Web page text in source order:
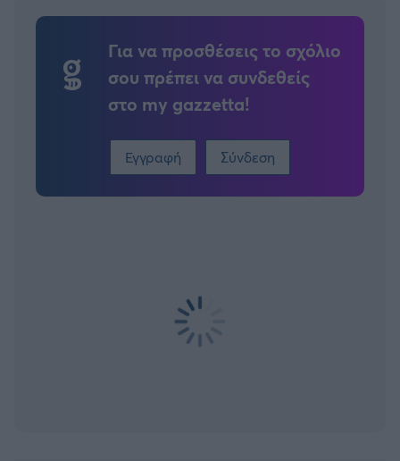
Για να προσθέσεις το σχόλιο
σου πρέπει να συνδεθείς
στο my gazzetta!
Εγγραφή Σύνδεση